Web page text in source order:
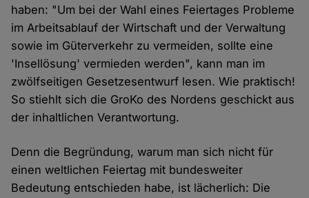
haben: "Um bei der Wahl eines Feiertages Probleme
im Arbeitsablauf der Wirtschaft und der Verwaltung
sowie im Güterverkehr zu vermeiden, sollte eine
'Insellösung' vermieden werden", kann man im
zwölfseitigen Gesetzesentwurf lesen. Wie praktisch!
So stiehlt sich die GroKo des Nordens geschickt aus
der inhaltlichen Verantwortung.
Denn die Begründung, warum man sich nicht für
einen weltlichen Feiertag mit bundesweiter
Bedeutung entschieden habe, ist lächerlich: Die